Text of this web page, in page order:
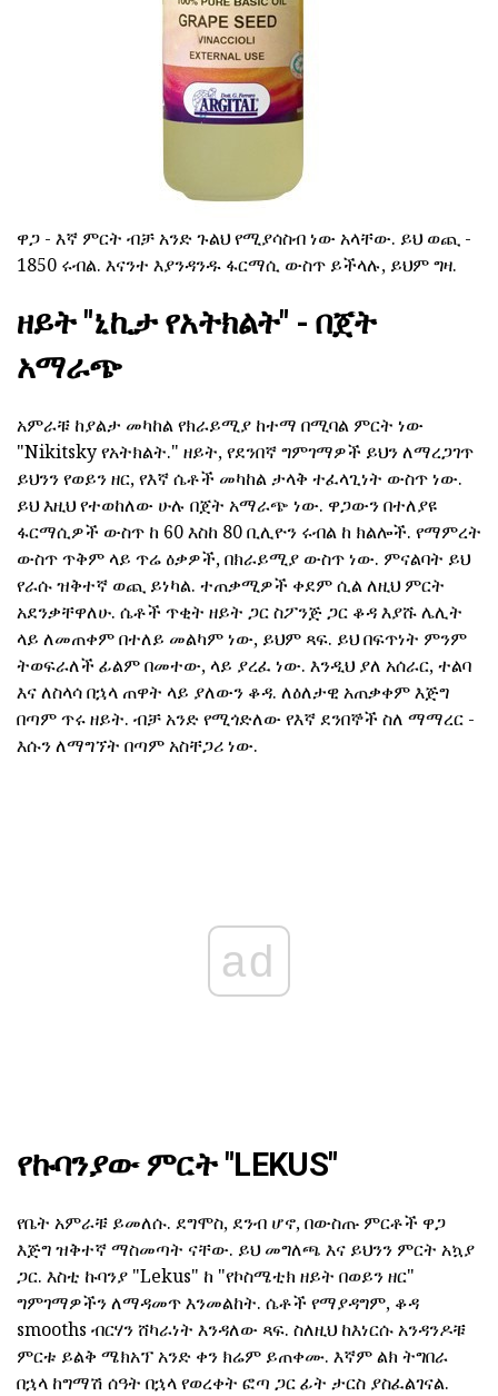
ዋጋ - እኛ ምርት ብቻ አንድ ጉልህ የሚያሳስብ ነው አላቸው. ይህ ወጪ -
1850 ሩብል. እናንተ እያንዳንዱ ፋርማሲ ውስጥ ይችላሉ, ይህም ግዛ.
ዘይት "ኒኪታ የአትክልት" - በጀት
አማራጭ
አምራቹ ከያልታ መካከል የክራይሚያ ከተማ በሚባል ምርት ነው
"Nikitsky የአትክልት." ዘይት, የደንበኛ ግምገማዎች ይህን ለማረጋገጥ
ይህንን የወይን ዘር, የእኛ ሴቶች መካከል ታላቅ ተፈላጊነት ውስጥ ነው.
ይህ እዚህ የተወከለው ሁሉ በጀት አማራጭ ነው. ዋጋውን በተለያዩ
ፋርማሲዎች ውስጥ ከ 60 እስከ 80 ቢሊዮን ሩብል ከ ክልሎች. የማምረት
ውስጥ ጥቅም ላይ ጥሬ ዕቃዎች, በክራይሚያ ውስጥ ነው. ምናልባት ይህ
የራሱ ዝቅተኛ ወጪ ይነካል. ተጠቃሚዎች ቀደም ሲል ለዚህ ምርት
አደንቃቸዋለሁ. ሴቶች ጥቂት ዘይት ጋር ስፖንጅ ጋር ቆዳ እያሹ ሌሊት
ላይ ለመጠቀም በተለይ መልካም ነው, ይህም ጻፍ. ይህ በፍጥነት ምንም
ትወፍራለች ፊልም በመተው, ላይ ያረፈ ነው. እንዲህ ያለ አሰራር, ተልባ
እና ለስላሳ በኋላ ጠዋት ላይ ያለውን ቆዳ. ለዕለታዊ አጠቃቀም እጅግ
በጣም ጥሩ ዘይት. ብቻ አንድ የሚጎድለው የእኛ ደንበኞች ስለ ማማረር -
እሱን ለማግኘት በጣም አስቸጋሪ ነው.
ad
የኩባንያው ምርት "LEKUS"
የቤት አምራቹ ይመለሱ. ደግሞስ, ደንብ ሆኖ, በውስጡ ምርቶች ዋጋ
እጅግ ዝቅተኛ ማስመጣት ናቸው. ይህ መግለጫ እና ይህንን ምርት አኳያ
ጋር. እስቲ ኩባንያ "Lekus" ከ "የኮስሜቲክ ዘይት በወይን ዘር"
ግምገማዎችን ለማዳመጥ እንመልከት. ሴቶች የማያዳግም, ቆዳ
smooths ብርሃን ሸካራነት እንዳለው ጻፍ. ስለዚህ ከእነርሱ አንዳንዶቹ
ምርቱ ይልቅ ሜክአፕ አንድ ቀን ክሬም ይጠቀሙ. እኛም ልክ ትግበራ
በኋላ ከግማሽ ሰዓት በኋላ የወረቀት ፎጣ ጋር ፊት ታርስ ያስፈልገናል.